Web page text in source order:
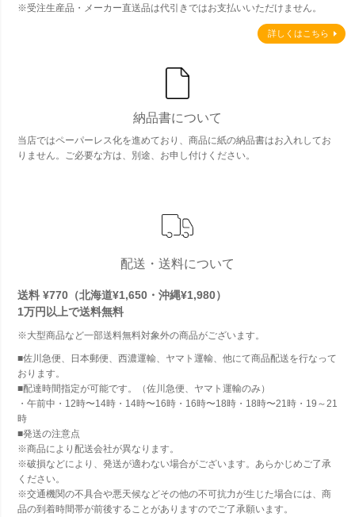
※受注生産品・メーカー直送品は代引きではお支払いいただけません。
詳しくはこちら
納品書について
当店ではペーパーレス化を進めており、商品に紙の納品書はお入れしてお
りません。ご必要な方は、別途、お申し付けください。
配送・送料について
送料 ¥770（北海道¥1,650・沖縄¥1,980）
1万円以上で送料無料
※大型商品など一部送料無料対象外の商品がございます。
■佐川急便、日本郵便、西濃運輸、ヤマト運輸、他にて商品配送を行なって
おります。
■配達時間指定が可能です。（佐川急便、ヤマト運輸のみ）
・午前中・12時〜14時・14時〜16時・16時〜18時・18時〜21時・19～21
時
■発送の注意点
※商品により配送会社が異なります。
※破損などにより、発送が適わない場合がございます。あらかじめご了承
ください。
※交通機関の不具合や悪天候などその他の不可抗力が生じた場合には、商
品の到着時間帯が前後することがありますのでご了承願います。